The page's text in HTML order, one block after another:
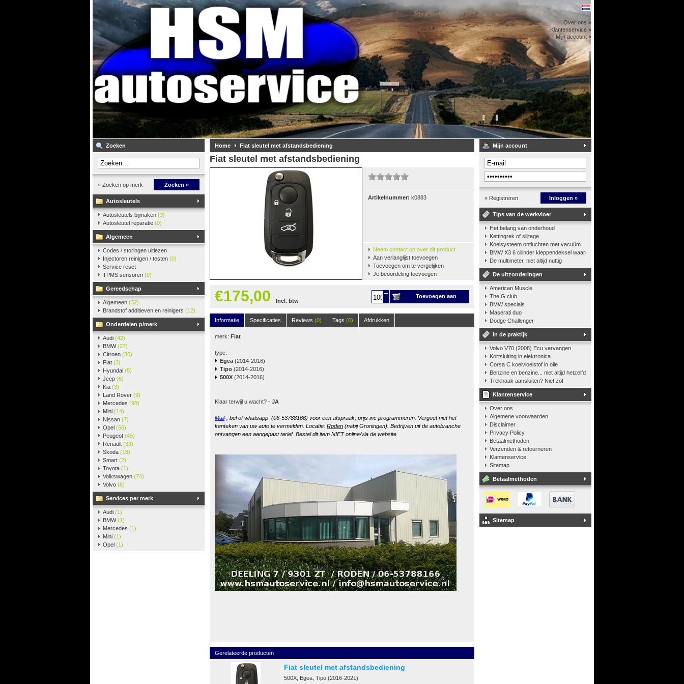
Over ons »
Klantenservice »
Mijn account »
Zoeken
» Zoeken op merk Zoeken »
Autosleutels
Autosleutels bijmaken (3)
Autosleutel reparatie (0)
Algemeen
Codes / storingen uitlezen
Injectoren reinigen / testen (0)
Service reset
TPMS sensoren (0)
Gereedschap
Algemeen (32)
Brandstof additieven en reinigers (12)
Onderdelen p/merk
Audi (42)
BMW(27)
Citroen (36)
Fiat (3)
Hyundai (5)
Jeep (6)
Kia (3)
Land Rover (9)
Mercedes (98)
Mini (14)
Nissan (7)
Opel (56)
Peugeot (45)
Renault (33)
Skoda (18)
Smart (2)
Toyota (1)
Volkswagen (74)
Volvo (6)
Services per merk
Audi (1)
BMW(1)
Mercedes (1)
Mini (1)
Opel (1)
Home Fiat sleutel met afstandsbediening
Fiat sleutel met afstandsbediening
Artikelnummer: k0883
Neem contact op over dit product
Aan verlanglijst toevoegen
Toevoegen om te vergelijken
Je beoordeling toevoegen
€175,00 Incl. btw
Toevoegen aan
Informatie
Specificaties Reviews (0) Tags (0) Afdrukken
merk: Fiat
type:
Egea (2014-2016)
Tipo (2014-2016)
500X (2014-2016)
Klaar terwijl u wacht? - JA
Mail-, bel of whatsapp (06-53788166) voor een afspraak, prijs inc programmeren. Vergeet niet het
kenteken van uw auto te vermelden. Locatie: Roden (nabij Groningen). Bedrijven uit de autobranche
ontvangen een aangepast tarief. Bestel dit item NIET online/via de website.
Gerelateerde producten
Fiat sleutel met afstandsbediening
500X, Egea, Tipo (2016-2021)
Mijn account
» Registreren Inloggen »
Tips van de werkvloer
Het belang van onderhoud
Kettingrek of slijtage
Koelsysteem ontluchten met vacuüm
BMW X3 6 cilinder kleppendeksel waarshuwing
De multimeter, niet altijd nuttig
De uitzonderingen
American Muscle
The G club
BMW specials
Maserati duo
Dodge Challenger
In de praktijk
Volvo V70 (2008) Ecu vervangen
Kortsluiting in elektronica.
Corsa C koelvloeistof in olie
Benzine en benzine... niet altijd hetzelfde
Trekhaak aansluiten? Niet zo!
Klantenservice
Over ons
Algemene voorwaarden
Disclaimer
Privacy Policy
Betaalmethoden
Verzenden & retourneren
Klantenservice
Sitemap
Betaalmethoden
Sitemap